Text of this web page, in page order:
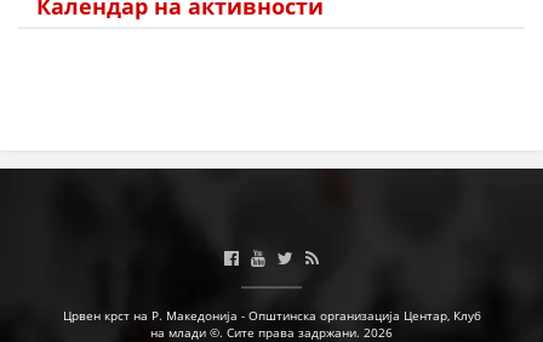
БРОШУРИ
Календар на активности
Црвен крст на Р. Македонија - Општинска организација Центар, Клуб
на млади ©. Сите права задржани. 2026